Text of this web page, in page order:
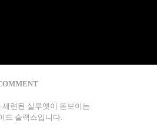
세련된 실루엣이 돋보이는
드 슬랙스입니다.